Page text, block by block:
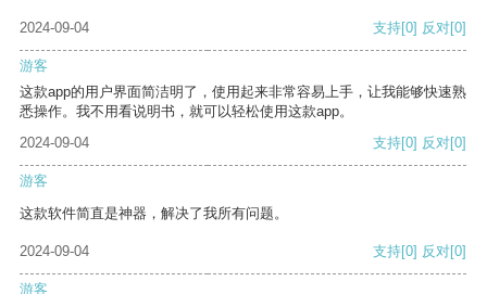
2024-09-04 支持[0] 反对[0]
游客
这款app的用户界面简洁明了，使用起来非常容易上手，让我能够快速熟
悉操作。我不用看说明书，就可以轻松使用这款app。
2024-09-04
支持[0] 反对[0]
游客
这款软件简直是神器，解决了我所有问题。
2024-09-04 支持[0] 反对[0]
游客